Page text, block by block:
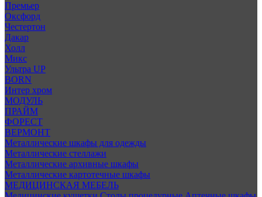
Премьер
Оксфорд
Честертон
Дакар
Холл
Микс
Ультра UP
BORN
Интер хром
МОДУЛЬ
ПРАЙМ
ФОРЕСТ
ВЕРМОНТ
Металлические шкафы для одежды
Металлические стеллажи
Металлические архивные шкафы
Металлические картотечные шкафы
МЕДИЦИНСКАЯ МЕБЕЛЬ